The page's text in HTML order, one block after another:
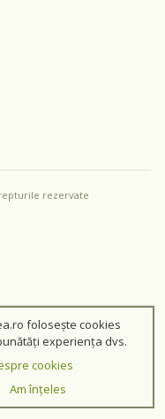
rezervate
folosește cookies
experiența dvs.
cookies
Am înțeles